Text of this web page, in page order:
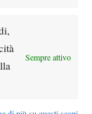
Sempre attivo
è stato il
di